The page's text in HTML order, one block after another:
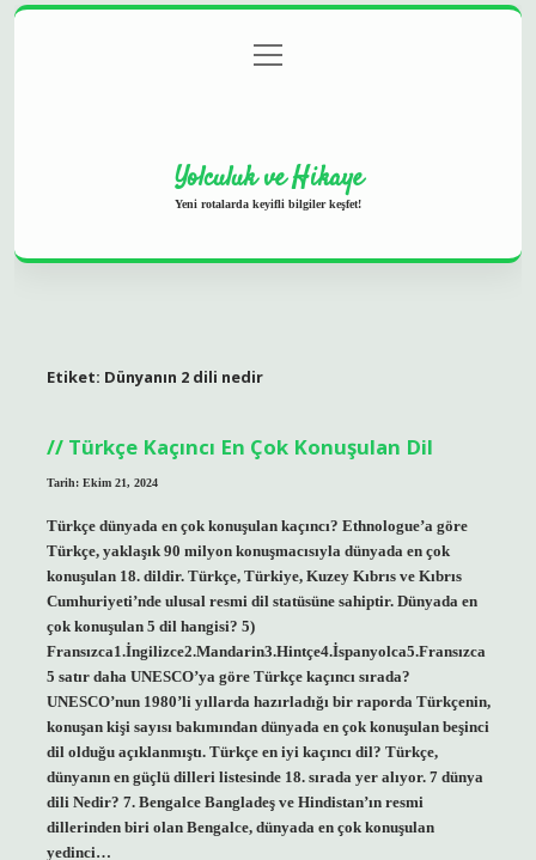
Gizlilik Politikası
menüyü
aç
Yolculuk ve Hikaye
Yeni rotalarda keyifli bilgiler keşfet!
Etiket: Dünyanın 2 dili nedir
Türkçe Kaçıncı En Çok Konuşulan Dil
Tarih: Ekim 21, 2024
Türkçe dünyada en çok konuşulan kaçıncı? Ethnologue’a göre
Türkçe, yaklaşık 90 milyon konuşmacısıyla dünyada en çok
konuşulan 18. dildir. Türkçe, Türkiye, Kuzey Kıbrıs ve Kıbrıs
Cumhuriyeti’nde ulusal resmi dil statüsüne sahiptir. Dünyada en
çok konuşulan 5 dil hangisi? 5)
Fransızca1.İngilizce2.Mandarin3.Hintçe4.İspanyolca5.Fransızca
5 satır daha UNESCO’ya göre Türkçe kaçıncı sırada?
UNESCO’nun 1980’li yıllarda hazırladığı bir raporda Türkçenin,
konuşan kişi sayısı bakımından dünyada en çok konuşulan beşinci
dil olduğu açıklanmıştı. Türkçe en iyi kaçıncı dil? Türkçe,
dünyanın en güçlü dilleri listesinde 18. sırada yer alıyor. 7 dünya
dili Nedir? 7. Bengalce Bangladeş ve Hindistan’ın resmi
dillerinden biri olan Bengalce, dünyada en çok konuşulan
yedinci…